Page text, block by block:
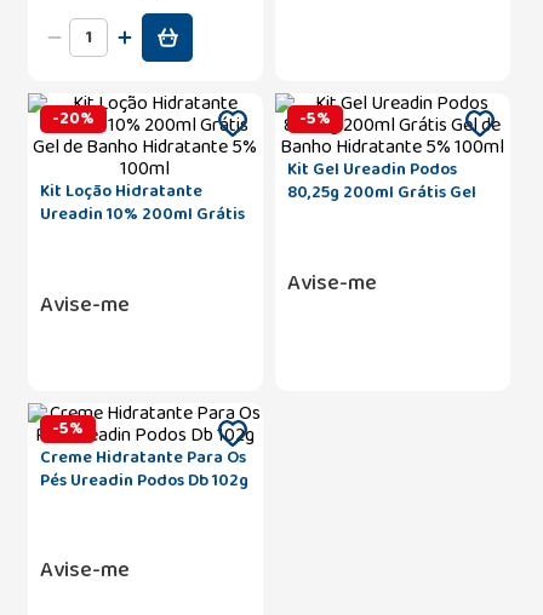
-20%
Kit Loção Hidratante
Ureadin 10% 200ml Grátis
Avise-me
-5%
Kit Gel Ureadin Podos
80,25g 200ml Grátis Gel
Avise-me
-5%
Creme Hidratante Para Os
Pés Ureadin Podos Db 102g
Avise-me